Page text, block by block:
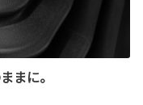
まに。